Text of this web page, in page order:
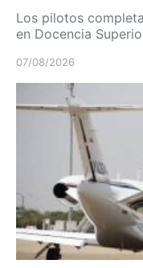
Los pilotos
en Docencia
07/08/2026